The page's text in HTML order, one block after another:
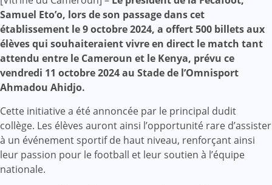
Mail
Samuel Eto’o, lors de son passage dans cet
établissement le 9 octobre 2024, a offert 500 billets aux
élèves qui souhaiteraient vivre en direct le match tant
attendu entre le Cameroun et le Kenya, prévu ce
vendredi 11 octobre 2024 au Stade de l’Omnisport
Ahmadou Ahidjo.
Cette initiative a été annoncée par le principal dudit
collège. Les élèves auront ainsi l’opportunité rare d’assister
à un événement sportif de haut niveau, renforçant ainsi
leur passion pour le football et leur soutien à l’équipe
nationale.